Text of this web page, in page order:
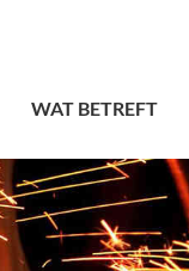
WAT BETREFT